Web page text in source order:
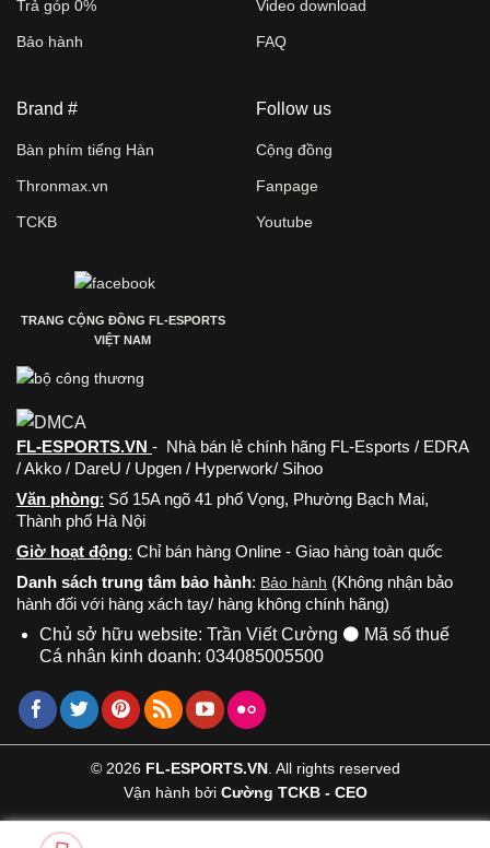
Trả góp 0%
Bảo hành
Video download
FAQ
Brand #
Bàn phím tiếng Hàn
Thronmax.vn
TCKB
Follow us
Cộng đồng
Fanpage
Youtube
TRANG CỘNG ĐỒNG FL-ESPORTS
VIỆT NAM
FL-ESPORTS.VN - Nhà bán lẻ chính hãng FL-Esports / EDRA
/ Akko / DareU / Upgen / Hyperwork/ Sihoo
Văn phòng: Số 15A ngõ 41 phố Vọng, Phường Bạch Mai,
Thành phố Hà Nội
Giờ hoạt động: Chỉ bán hàng Online - Giao hàng toàn quốc
Danh sách trung tâm bảo hành: Bảo hành (Không nhận bảo
hành đối với hàng xách tay/ hàng không chính hãng)
Chủ sở hữu website: Trần Viết Cường ⚫ Mã số thuế
Cá nhân kinh doanh: 034085005500
© 2026 FL-ESPORTS.VN. All rights reserved
Vận hành bởi Cường TCKB - CEO